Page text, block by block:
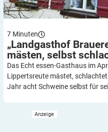
7 Minuten
„Landgasthof
mästen, selbst
Das Echt essen-Gasthaus im
Lippertsreute mästet,
Jahr acht Schweine selbst für